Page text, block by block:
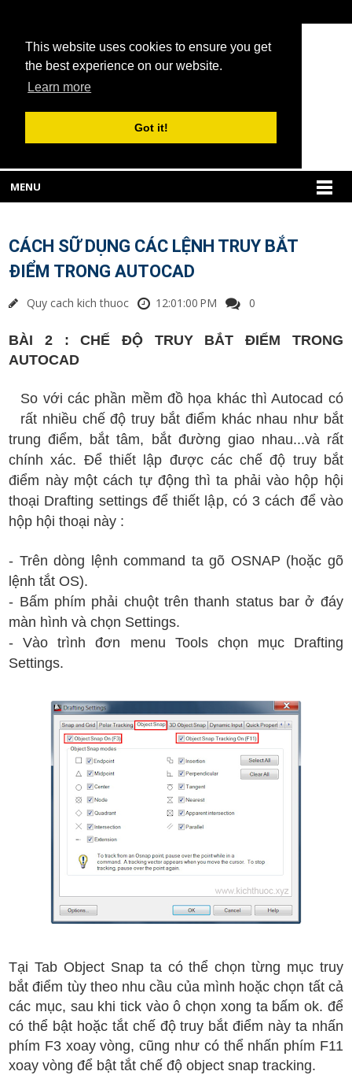
This website uses cookies to ensure you get
the best experience on our website.
Learn more
Got it!
MENU
CÁCH SỮ DỤNG CÁC LỆNH TRUY BẮT
ĐIỂM TRONG AUTOCAD
Quy cach kich thuoc 12:01:00 PM 0
BÀI 2 : CHẾĐỘ TRUY BẮTĐIỂM TRONG
AUTOCAD
So với các phần mềm đồ họa khác thì Autocad có
rất nhiều chế độ truy bắt điểm khác nhau như bắt
trung điểm, bắt tâm, bắt đường giao nhau...và rất
chính xác. Để thiết lập được các chế độ truy bắt
điểm này một cách tự động thì ta phải vào hộp hội
thoại Drafting settings để thiết lập, có 3 cách để vào
hộp hội thoại này :
- Trên dòng lệnh command ta gõ OSNAP (hoặc gõ
lệnh tắt OS).
- Bấm phím phải chuột trên thanh status bar ở đáy
màn hình và chọn Settings.
- Vào trình đơn menu Tools chọn mục Drafting
Settings.
Tại Tab Object Snap ta có thể chọn từng mục truy
bắt điểm tùy theo nhu cầu của mình hoặc chọn tất cả
các mục, sau khi tick vào ô chọn xong ta bấm ok. để
có thể bật hoặc tắt chế độ truy bắt điểm này ta nhấn
phím F3 xoay vòng, cũng như có thể nhấn phím F11
xoay vòng để bật tắt chế độ object snap tracking.